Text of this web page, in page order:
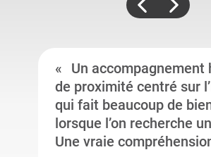
Un accompagnement
de proximité centré sur
qui fait beaucoup de
lorsque l’on recherche
Une vraie